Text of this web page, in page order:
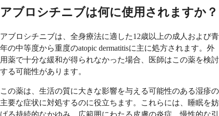
アブロシチニブは何に使用されますか？
アブロシチニブは、全身療法に適した12歳以上の成人および青
年の中等度から重度のatopic dermatitisに主に処方されます。外
用薬で十分な緩和が得られなかった場合、医師はこの薬を検討
する可能性があります。
この薬は、生活の質に大きな影響を与える可能性のある湿疹の
主要な症状に対処するのに役立ちます。これらには、睡眠を妨
げる持続的なかゆみ、広範囲にわたる皮膚の炎症、慢性的な引